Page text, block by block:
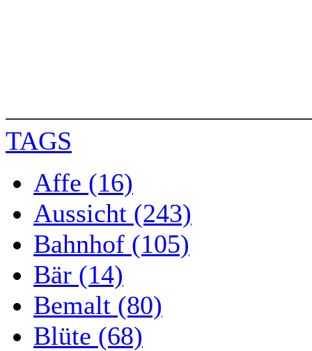
TAGS
Affe (16)
Aussicht (243)
Bahnhof (105)
Bär (14)
Bemalt (80)
Blüte (68)